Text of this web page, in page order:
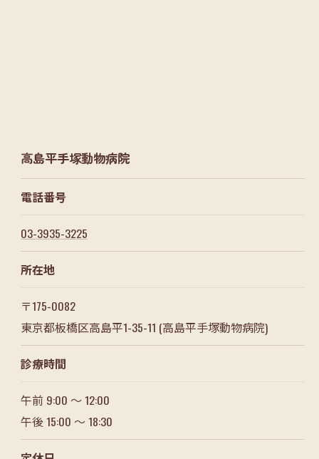
高島平手塚動物病院
電話番号
03-3935-3225
所在地
〒175-0082
東京都板橋区高島平1-35-11 (高島平手塚動物病院)
診療時間
午前 9:00 ～ 12:00
午後 15:00 ～ 18:30